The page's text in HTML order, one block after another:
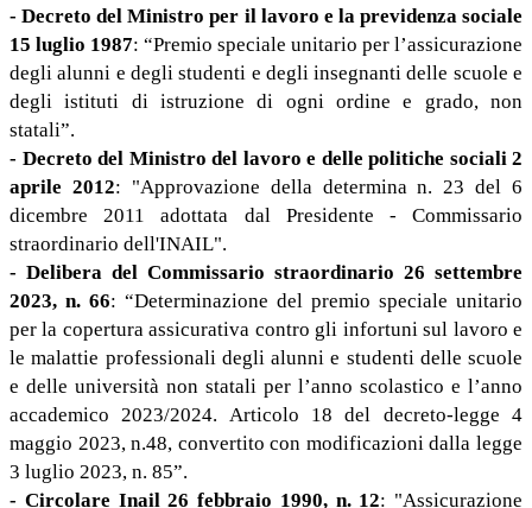
- Decreto del Ministro per il lavoro e la previdenza sociale
15 luglio 1987: “Premio speciale unitario per l’assicurazione
degli alunni e degli studenti e degli insegnanti delle scuole e
degli istituti di istruzione di ogni ordine e grado, non
statali”.
- Decreto del Ministro del lavoro e delle politiche sociali 2
aprile 2012: "Approvazione della determina n. 23 del 6
dicembre 2011 adottata dal Presidente - Commissario
straordinario dell'INAIL".
- Delibera del Commissario straordinario 26 settembre
2023, n. 66: “Determinazione del premio speciale unitario
per la copertura assicurativa contro gli infortuni sul lavoro e
le malattie professionali degli alunni e studenti delle scuole
e delle università non statali per l’anno scolastico e l’anno
accademico 2023/2024. Articolo 18 del decreto-legge 4
maggio 2023, n.48, convertito con modificazioni dalla legge
3 luglio 2023, n. 85”.
- Circolare Inail 26 febbraio 1990, n. 12: "Assicurazione